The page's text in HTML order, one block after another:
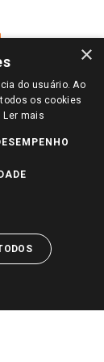
×
do usuário. Ao
os cookies
Ler mais